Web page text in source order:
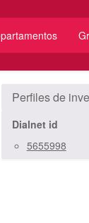
Perfiles de
Dialnet id
5655998